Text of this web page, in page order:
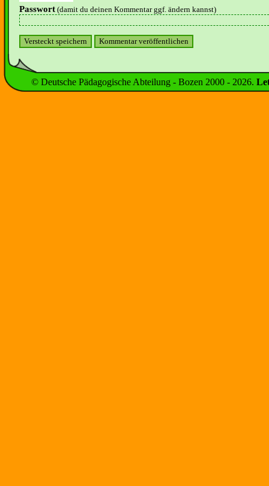
Passwort (damit du deinen Kommentar ggf. ändern kannst)
© Deutsche Pädagogische Abteilung - Bozen 2000 - 2026.